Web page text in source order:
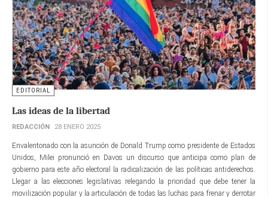
EDITORIAL
Las ideas de la libertad
REDACCIÓN 28 ENERO 2025
Envalentonado con la asunción de Donald Trump como presidente de Estados
Unidos, Milei pronunció en Davos un discurso que anticipa como plan de
gobierno para este año electoral la radicalización de las políticas antiderechos.
Llegar a las elecciones legislativas relegando la prioridad que debe tener la
movilización popular y la articulación de todas las luchas para frenar y derrotar